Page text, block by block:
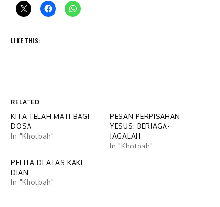
LIKE THIS:
RELATED
KITA TELAH MATI BAGI
DOSA
In "Khotbah"
PESAN PERPISAHAN
YESUS: BERJAGA-
JAGALAH
In "Khotbah"
PELITA DI ATAS KAKI
DIAN
In "Khotbah"